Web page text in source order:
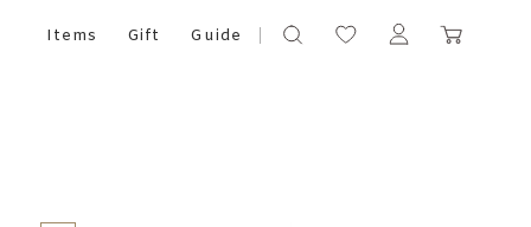
Items Gift Guide